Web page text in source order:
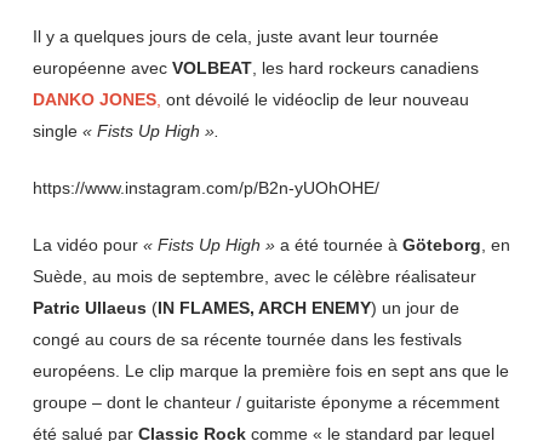
Il y a quelques jours de cela, juste avant leur tournée
européenne avec VOLBEAT, les hard rockeurs canadiens
DANKO JONES, ont dévoilé le vidéoclip de leur nouveau
single « Fists Up High ».
https://www.instagram.com/p/B2n-yUOhOHE/
La vidéo pour « Fists Up High »a été tournée à Göteborg , en
Suède, au mois de septembre, avec le célèbre réalisateur
Patric Ullaeus (IN FLAMES, ARCH ENEMY) un jour de
congé au cours de sa récente tournée dans les festivals
européens. Le clip marque la première fois en sept ans que le
groupe – dont le chanteur / guitariste éponyme a récemment
été salué par Classic Rockcomme « le standard par lequel